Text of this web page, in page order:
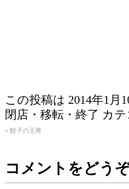
この投稿は 2014年1月
閉店・移転・終了 カ
« 餃子の王将
コメントをどう